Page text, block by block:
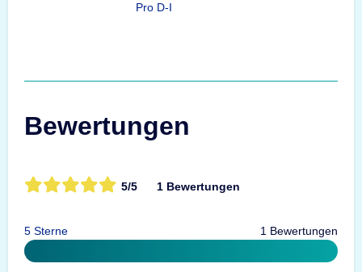
Pro D-I
Bewertungen
5/5 1 Bewertungen
5 Sterne 1 Bewertungen